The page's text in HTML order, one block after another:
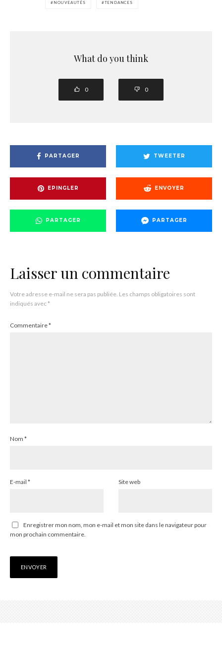
NOUVEAUTÉS TENDANCES
What do you think
0 0
PARTAGER TWEETER
EPINGLER ENVOYER
PARTAGER PARTAGER
Laisser un commentaire
Votre adresse e-mail ne sera pas publiée. Les champs obligatoires sont
indiqués avec*
Commentaire*
Nom *
E-mail * Site web
Enregistrer mon nom, mon e-mail et mon site dans le navigateur pour
mon prochain commentaire.